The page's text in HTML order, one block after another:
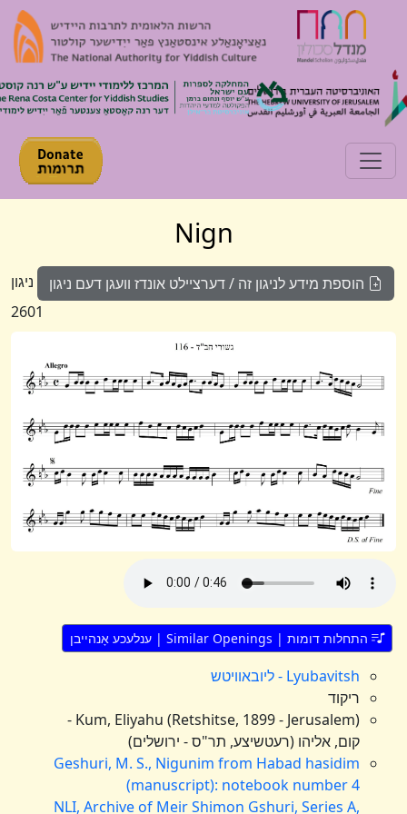
Toggle navigation
Nign
הוספת מידע לניגון זה / דערציילט אונדז וועגן דעם ניגון ניגון
2601
התחלות דומות | Similar Openings | ענלעכע אָנהייבן
Lyubavitsh - ליובאוויטש
ריקוד
Kum, Eliyahu (Retshitse, 1899 - Jerusalem) -
קום, אליהו (רעטשיצע, תר"ס - ירושלים)
Geshuri, M. S., Nigunim from Habad hasidim
(manuscript): notebook number 4
NLI, Archive of Meir Shimon Gshuri, Series A,